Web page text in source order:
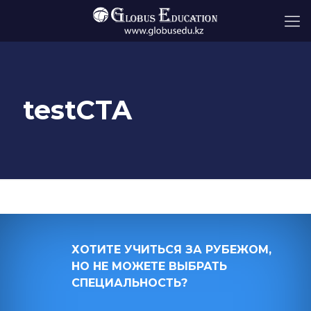
testCTA
ХОТИТЕ УЧИТЬСЯ ЗА РУБЕЖОМ,
НО НЕ МОЖЕТЕ ВЫБРАТЬ
СПЕЦИАЛЬНОСТЬ?
ХОТИТЕ УЧИТЬСЯ ЗА РУБЕЖОМ,
НО НЕ МОЖЕТЕ ВЫБРАТЬ
СПЕЦИАЛЬНОСТЬ?